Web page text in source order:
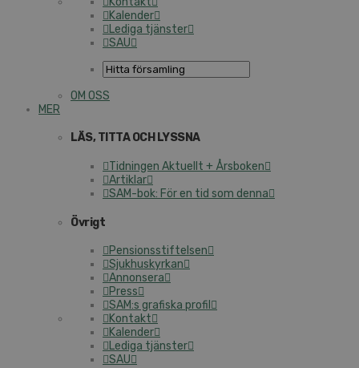
Kalender
Lediga tjänster
SAU
OM OSS
MER
LÄS, TITTA OCH LYSSNA
Tidningen Aktuellt + Årsboken
Artiklar
SAM-bok: För en tid som denna
Övrigt
Pensionsstiftelsen
Sjukhuskyrkan
Annonsera
Press
SAM:s grafiska profil
Kontakt
Kalender
Lediga tjänster
SAU